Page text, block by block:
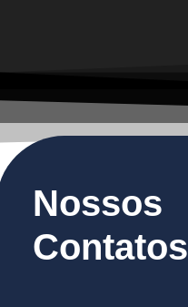
Nossos
Contatos